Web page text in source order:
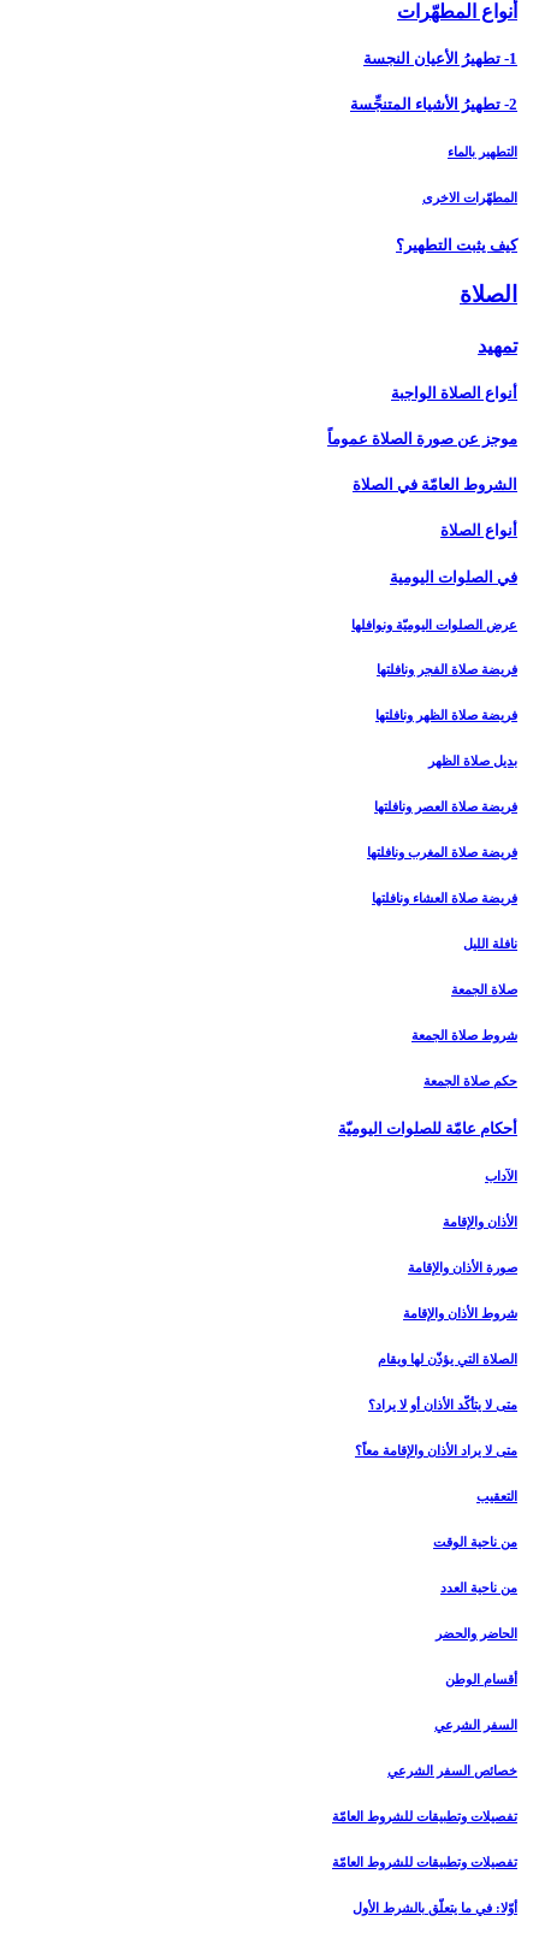
أنواع المطهّرات‏
1- تطهيرُ الأعيان النجسة
2- تطهيرُ الأشياء المتنجِّسة
التطهير بالماء
المطهّرات الاخرى
كيف يثبت التطهير؟
الصلاة
تمهيد
أنواع الصلاة الواجبة
موجز عن صورة الصلاة عموماً
الشروط العامّة في الصلاة
أنواع الصلاة
في الصلوات اليومية
عرض الصلوات اليوميّة ونوافلها
فريضة صلاة الفجر ونافلتها
فريضة صلاة الظهر ونافلتها
بديل صلاة الظهر
فريضة صلاة العصر ونافلتها
فريضة صلاة المغرب ونافلتها
فريضة صلاة العشاء ونافلتها
نافلة الليل
صلاة الجمعة
شروط صلاة الجمعة
حكم صلاة الجمعة
أحكام عامّة للصلوات اليوميّة
الآداب‏
الأذان والإقامة
صورة الأذان والإقامة
شروط الأذان والإقامة
الصلاة التي يؤذّن لها ويقام
متى لا يتأكّد الأذان أو لا يراد؟
متى لا يراد الأذان والإقامة معاً؟
التعقيب‏
من ناحية الوقت‏
من ناحية العدد
الحاضر والحضر
أقسام الوطن
السفر الشرعي‏
خصائص السفر الشرعي
تفصيلات وتطبيقات للشروط العامّة
تفصيلات وتطبيقات للشروط العامّة
أوّلا: في ما يتعلّق بالشرط الأول